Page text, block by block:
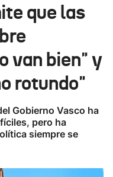
que las
van bien" y
rotundo"
Gobierno Vasco ha
pero ha
siempre se